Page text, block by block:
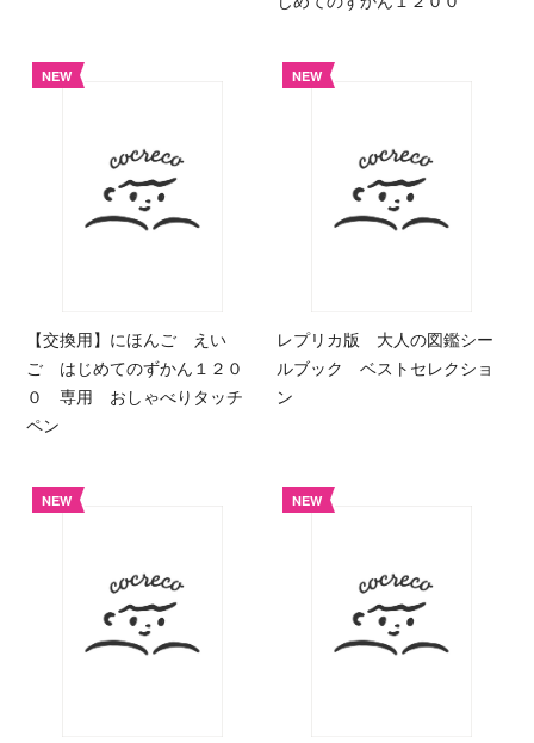
NEW
【交換用】にほんご えい
ご はじめてのずかん１２０
０ 専用 おしゃべりタッチ
ペン
NEW
レプリカ版 大人の図鑑シー
ルブック ベストセレクショ
ン
NEW NEW